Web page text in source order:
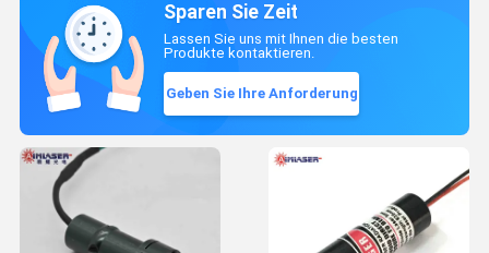
Sparen Sie Zeit
Lassen Sie uns mit Ihnen die besten
Produkte kontaktieren.
Geben Sie Ihre Anforderung